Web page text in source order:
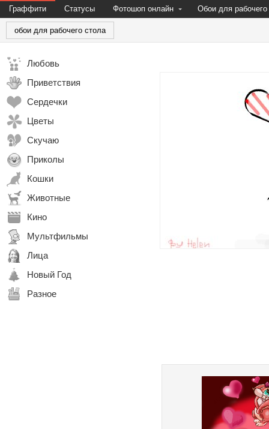
Граффити Статусы Фотошоп онлайн Обои для рабочего
обои для рабочего стола
Любовь
Приветствия
Сердечки
Цветы
Скучаю
Приколы
Кошки
Животные
Кино
Мультфильмы
Лица
Новый Год
Разное